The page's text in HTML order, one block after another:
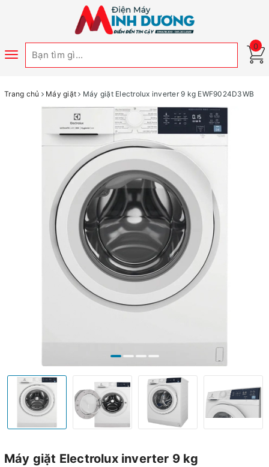
Toggle
0
Trang chủ Máy giặt Máy giặt Electrolux inverter 9 kg EWF9024D3WB
Máy giặt Electrolux inverter 9 kg